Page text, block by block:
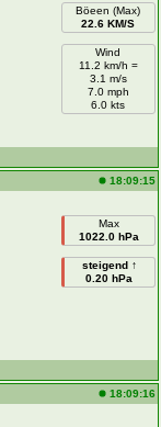
Böeen (Max)
22.6 KM/S
Wind
11.2 km/h =
3.1 m/s
7.0 mph
6.0 kts
18:09:15
Max
1022.0 hPa
steigend ↑
0.20 hPa
18:09:16